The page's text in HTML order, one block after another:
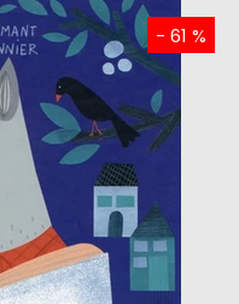
- 61 %